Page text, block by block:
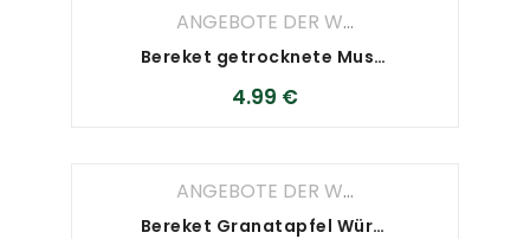
ANGEBOTE DER WOCHE
Bereket getrocknete Muskraut-Blätter 400 g
4.99 €
ANGEBOTE DER WOCHE
Bereket Granatapfel Würzsauce